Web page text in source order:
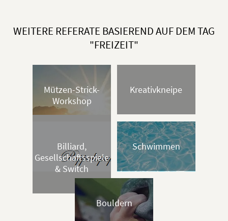
WEITERE REFERATE BASIEREND AUF DEM TAG
"FREIZEIT"
Mützen-Strick-
Workshop
Kreativkneipe
Billiard,
Gesellschaftsspiele
& Switch
Schwimmen
Bouldern